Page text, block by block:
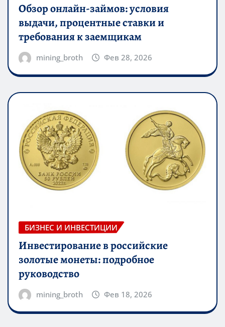
Обзор онлайн-займов: условия
выдачи, процентные ставки и
требования к заемщикам
mining_broth Фев 28, 2026
БИЗНЕС И ИНВЕСТИЦИИ
Инвестирование в российские
золотые монеты: подробное
руководство
mining_broth Фев 18, 2026